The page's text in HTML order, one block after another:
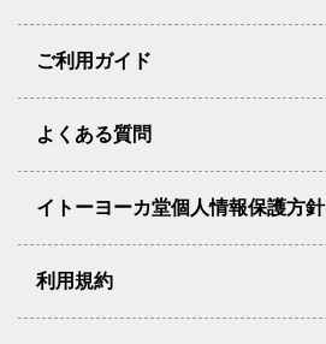
ご利用ガイド
よくある質問
イトーヨーカ堂個人情報保護方針
利用規約